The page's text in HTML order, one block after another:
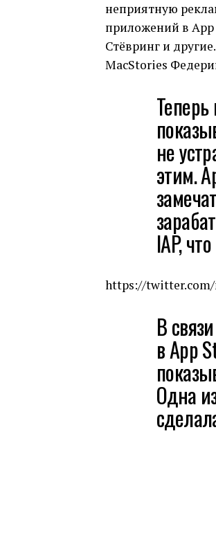
неприятную
приложений в
Стёвринг и
MacStories
не
этим.
IAP,
https://twitter.com/
В
в App
Одна